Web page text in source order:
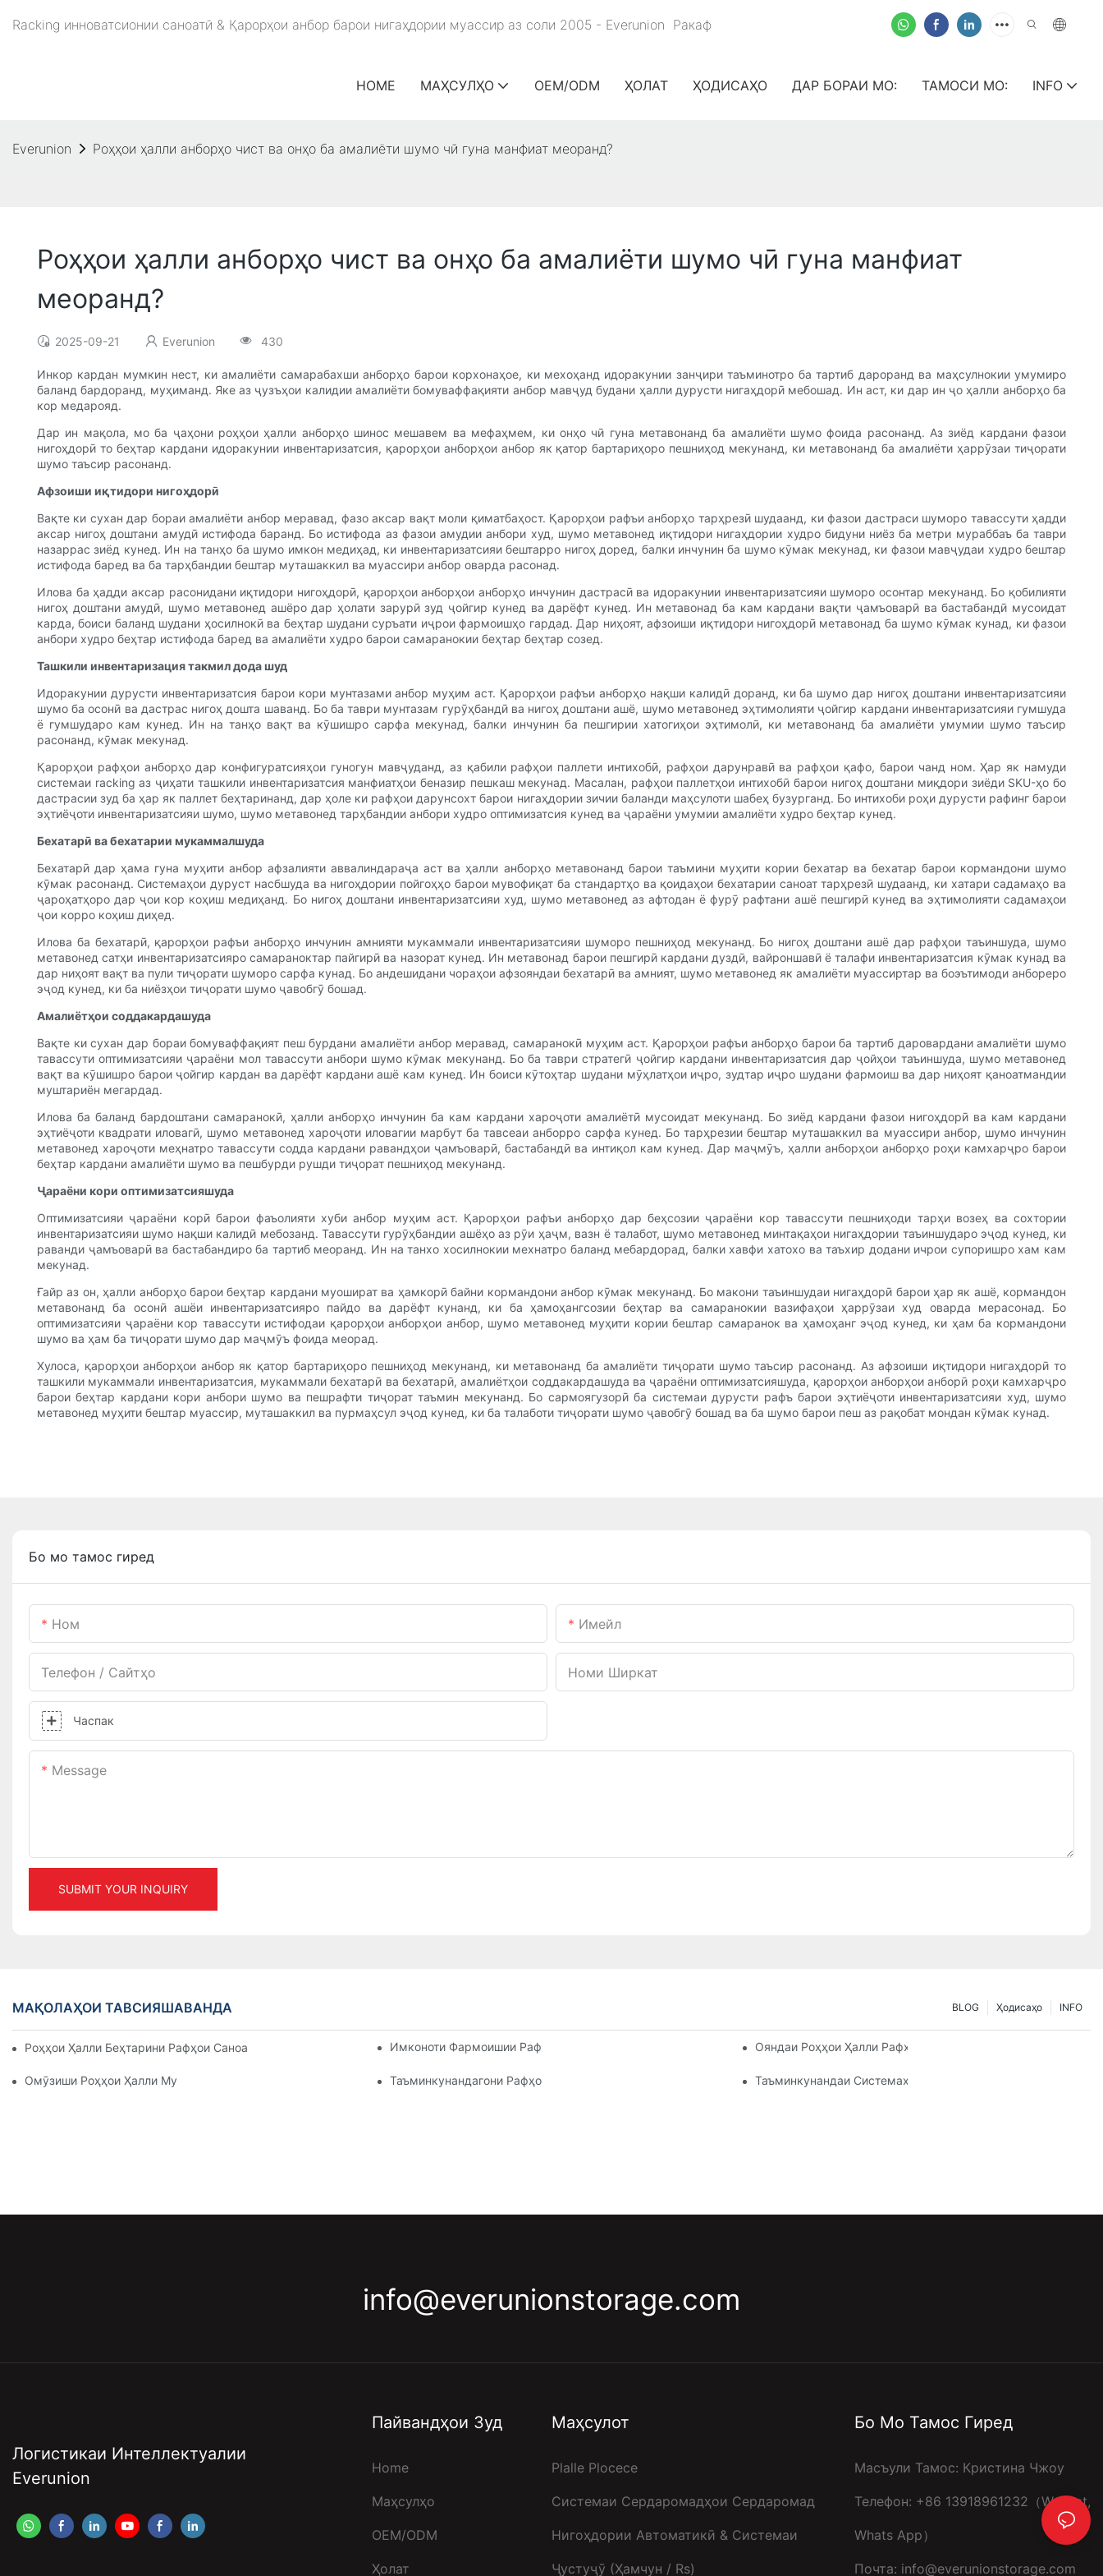
Racking инноватсионии саноатӣ & Қарорҳои анбор барои нигаҳдории муассир аз соли 2005 - Everunion Ракаф
HOME МАҲСУЛҲО OEM/ODM ҲОЛАТ ҲОДИСАҲО ДАР БОРАИ МО: ТАМОСИ МО: INFO
Everunion Роҳҳои ҳалли анборҳо чист ва онҳо ба амалиёти шумо чӣ гуна манфиат меоранд?
Роҳҳои ҳалли анборҳо чист ва онҳо ба амалиёти шумо чӣ гуна манфиат
меоранд?
2025-09-21 Everunion 430
Инкор кардан мумкин нест, ки амалиёти самарабахши анборҳо барои корхонаҳое, ки мехоҳанд идоракунии занҷири таъминотро ба тартиб дароранд ва маҳсулнокии умумиро
баланд бардоранд, муҳиманд. Яке аз ҷузъҳои калидии амалиёти бомуваффақияти анбор мавҷуд будани ҳалли дурусти нигаҳдорӣ мебошад. Ин аст, ки дар ин ҷо ҳалли анборҳо ба
кор медарояд.
Дар ин мақола, мо ба ҷаҳони роҳҳои ҳалли анборҳо шинос мешавем ва мефаҳмем, ки онҳо чӣ гуна метавонанд ба амалиёти шумо фоида расонанд. Аз зиёд кардани фазои
нигоҳдорӣ то беҳтар кардани идоракунии инвентаризатсия, қарорҳои анборҳои анбор як қатор бартариҳоро пешниҳод мекунанд, ки метавонанд ба амалиёти ҳаррӯзаи тиҷорати
шумо таъсир расонанд.
Афзоиши иқтидори нигоҳдорӣ
Вақте ки сухан дар бораи амалиёти анбор меравад, фазо аксар вақт моли қиматбаҳост. Қарорҳои рафъи анборҳо тарҳрезӣ шудаанд, ки фазои дастраси шуморо тавассути ҳадди
аксар нигоҳ доштани амудӣ истифода баранд. Бо истифода аз фазои амудии анбори худ, шумо метавонед иқтидори нигаҳдории худро бидуни ниёз ба метри мураббаъ ба таври
назаррас зиёд кунед. Ин на танҳо ба шумо имкон медиҳад, ки инвентаризатсияи бештарро нигоҳ доред, балки инчунин ба шумо кӯмак мекунад, ки фазои мавҷудаи худро бештар
истифода баред ва ба тарҳбандии бештар муташаккил ва муассири анбор оварда расонад.
Илова ба ҳадди аксар расонидани иқтидори нигоҳдорӣ, қарорҳои анборҳои анборҳо инчунин дастрасӣ ва идоракунии инвентаризатсияи шуморо осонтар мекунанд. Бо қобилияти
нигоҳ доштани амудӣ, шумо метавонед ашёро дар ҳолати зарурӣ зуд ҷойгир кунед ва дарёфт кунед. Ин метавонад ба кам кардани вақти ҷамъоварӣ ва бастабандӣ мусоидат
карда, боиси баланд шудани ҳосилнокӣ ва беҳтар шудани суръати иҷрои фармоишҳо гардад. Дар ниҳоят, афзоиши иқтидори нигоҳдорӣ метавонад ба шумо кӯмак кунад, ки фазои
анбори худро беҳтар истифода баред ва амалиёти худро барои самаранокии беҳтар беҳтар созед.
Ташкили инвентаризация такмил дода шуд
Идоракунии дурусти инвентаризатсия барои кори мунтазами анбор муҳим аст. Қарорҳои рафъи анборҳо нақши калидӣ доранд, ки ба шумо дар нигоҳ доштани инвентаризатсияи
шумо ба осонӣ ва дастрас нигоҳ дошта шаванд. Бо ба таври мунтазам гурӯҳбандӣ ва нигоҳ доштани ашё, шумо метавонед эҳтимолияти ҷойгир кардани инвентаризатсияи гумшуда
ё гумшударо кам кунед. Ин на танҳо вақт ва кӯшишро сарфа мекунад, балки инчунин ба пешгирии хатогиҳои эҳтимолӣ, ки метавонанд ба амалиёти умумии шумо таъсир
расонанд, кӯмак мекунад.
Қарорҳои рафҳои анборҳо дар конфигуратсияҳои гуногун мавҷуданд, аз қабили рафҳои паллети интихобӣ, рафҳои дарунравӣ ва рафҳои қафо, барои чанд ном. Ҳар як намуди
системаи racking аз ҷиҳати ташкили инвентаризатсия манфиатҳои беназир пешкаш мекунад. Масалан, рафҳои паллетҳои интихобӣ барои нигоҳ доштани миқдори зиёди SKU-ҳо бо
дастрасии зуд ба ҳар як паллет беҳтаринанд, дар ҳоле ки рафҳои дарунсохт барои нигаҳдории зичии баланди маҳсулоти шабеҳ бузурганд. Бо интихоби роҳи дурусти рафинг барои
эҳтиёҷоти инвентаризатсияи шумо, шумо метавонед тарҳбандии анбори худро оптимизатсия кунед ва ҷараёни умумии амалиёти худро беҳтар кунед.
Бехатарӣ ва бехатарии мукаммалшуда
Бехатарӣ дар ҳама гуна муҳити анбор афзалияти аввалиндараҷа аст ва ҳалли анборҳо метавонанд барои таъмини муҳити кории бехатар ва бехатар барои кормандони шумо
кӯмак расонанд. Системаҳои дуруст насбшуда ва нигоҳдории пойгоҳҳо барои мувофиқат ба стандартҳо ва қоидаҳои бехатарии саноат тарҳрезӣ шудаанд, ки хатари садамаҳо ва
ҷароҳатҳоро дар ҷои кор коҳиш медиҳанд. Бо нигоҳ доштани инвентаризатсияи худ, шумо метавонед аз афтодан ё фурӯ рафтани ашё пешгирӣ кунед ва эҳтимолияти садамаҳои
ҷои корро коҳиш диҳед.
Илова ба бехатарӣ, қарорҳои рафъи анборҳо инчунин амнияти мукаммали инвентаризатсияи шуморо пешниҳод мекунанд. Бо нигоҳ доштани ашё дар рафҳои таъиншуда, шумо
метавонед сатҳи инвентаризатсияро самараноктар пайгирӣ ва назорат кунед. Ин метавонад барои пешгирӣ кардани дуздӣ, вайроншавӣ ё талафи инвентаризатсия кӯмак кунад ва
дар ниҳоят вақт ва пули тиҷорати шуморо сарфа кунад. Бо андешидани чораҳои афзояндаи бехатарӣ ва амният, шумо метавонед як амалиёти муассиртар ва боэътимоди анбореро
эҷод кунед, ки ба ниёзҳои тиҷорати шумо ҷавобгӯ бошад.
Амалиётҳои соддакардашуда
Вақте ки сухан дар бораи бомуваффақият пеш бурдани амалиёти анбор меравад, самаранокӣ муҳим аст. Қарорҳои рафъи анборҳо барои ба тартиб даровардани амалиёти шумо
тавассути оптимизатсияи ҷараёни мол тавассути анбори шумо кӯмак мекунанд. Бо ба таври стратегӣ ҷойгир кардани инвентаризатсия дар ҷойҳои таъиншуда, шумо метавонед
вақт ва кӯшишро барои ҷойгир кардан ва дарёфт кардани ашё кам кунед. Ин боиси кӯтоҳтар шудани мӯҳлатҳои иҷро, зудтар иҷро шудани фармоиш ва дар ниҳоят қаноатмандии
муштариён мегардад.
Илова ба баланд бардоштани самаранокӣ, ҳалли анборҳо инчунин ба кам кардани хароҷоти амалиётӣ мусоидат мекунанд. Бо зиёд кардани фазои нигоҳдорӣ ва кам кардани
эҳтиёҷоти квадрати иловагӣ, шумо метавонед хароҷоти иловагии марбут ба тавсеаи анборро сарфа кунед. Бо тарҳрезии бештар муташаккил ва муассири анбор, шумо инчунин
метавонед хароҷоти меҳнатро тавассути содда кардани равандҳои ҷамъоварӣ, бастабандӣ ва интиқол кам кунед. Дар маҷмӯъ, ҳалли анборҳои анборҳо роҳи камхарҷро барои
беҳтар кардани амалиёти шумо ва пешбурди рушди тиҷорат пешниҳод мекунанд.
Ҷараёни кори оптимизатсияшуда
Оптимизатсияи ҷараёни корӣ барои фаъолияти хуби анбор муҳим аст. Қарорҳои рафъи анборҳо дар беҳсозии ҷараёни кор тавассути пешниҳоди тарҳи возеҳ ва сохтории
инвентаризатсияи шумо нақши калидӣ мебозанд. Тавассути гурӯҳбандии ашёҳо аз рӯи ҳаҷм, вазн ё талабот, шумо метавонед минтақаҳои нигаҳдории таъиншударо эҷод кунед, ки
раванди ҷамъоварӣ ва бастабандиро ба тартиб меоранд. Ин на танхо хосилнокии мехнатро баланд мебардорад, балки хавфи хатохо ва таъхир додани ичрои супоришро хам кам
мекунад.
Ғайр аз он, ҳалли анборҳо барои беҳтар кардани муошират ва ҳамкорӣ байни кормандони анбор кӯмак мекунанд. Бо макони таъиншудаи нигаҳдорӣ барои ҳар як ашё, кормандон
метавонанд ба осонӣ ашёи инвентаризатсияро пайдо ва дарёфт кунанд, ки ба ҳамоҳангсозии беҳтар ва самаранокии вазифаҳои ҳаррӯзаи худ оварда мерасонад. Бо
оптимизатсияи ҷараёни кор тавассути истифодаи қарорҳои анборҳои анбор, шумо метавонед муҳити кории бештар самаранок ва ҳамоҳанг эҷод кунед, ки ҳам ба кормандони
шумо ва ҳам ба тиҷорати шумо дар маҷмӯъ фоида меорад.
Хулоса, қарорҳои анборҳои анбор як қатор бартариҳоро пешниҳод мекунанд, ки метавонанд ба амалиёти тиҷорати шумо таъсир расонанд. Аз афзоиши иқтидори нигаҳдорӣ то
ташкили мукаммали инвентаризатсия, мукаммали бехатарӣ ва бехатарӣ, амалиётҳои соддакардашуда ва ҷараёни оптимизатсияшуда, қарорҳои анборҳои анборӣ роҳи камхарҷро
барои беҳтар кардани кори анбори шумо ва пешрафти тиҷорат таъмин мекунанд. Бо сармоягузорӣ ба системаи дурусти рафъ барои эҳтиёҷоти инвентаризатсияи худ, шумо
метавонед муҳити бештар муассир, муташаккил ва пурмаҳсул эҷод кунед, ки ба талаботи тиҷорати шумо ҷавобгӯ бошад ва ба шумо барои пеш аз рақобат мондан кӯмак кунад.
Бо мо тамос гиред
Ном Имейл
Телефон / Сайтҳо Номи Ширкат
Часпак
Message
SUBMIT YOUR INQUIRY
МАҚОЛАҲОИ ТАВСИЯШАВАНДА INFO
Ҳодисаҳо
BLOG
Роҳҳои Ҳалли Беҳтарини Рафҳои Саноатӣ Барои Идоракунии Самараноки АнборИмконоти Фармоишии Рафҳои Паллетӣ: Мутобиқ Кардани Ниёзҳои Нигоҳдории ШумоОяндаи Роҳҳои Ҳалли Рафҳои Паллетӣ: Тамоюлҳо Ва
Омӯзиши Роҳҳои Ҳалли Муассири Рафҳои Нигоҳдорӣ Барои Ҳар Як СоҳаТаъминкунандагони Рафҳои Анбор: Ба Чӣ Диққат Додан Лозим АстТаъминкунандаи Системаҳои Раф: Омилҳои Калидӣ Барои
info@everunionstorage.com
Логистикаи Интеллектуалии
Everunion
Пайвандҳои Зуд
Home
Маҳсулҳо
OEM/ODM
Ҳолат
Маҳсулот
Plalle Plocece
Системаи Сердаромадҳои Сердаромад
Нигоҳдории Автоматикӣ & Системаи
Ҷустуҷӯ (ҳамчун / Rs)
Бо Мо Тамос Гиред
Масъули Тамос: Кристина Чжоу
Телефон: +86 13918961232（Wechat,
Whats App）
Почта: info@everunionstorage.com